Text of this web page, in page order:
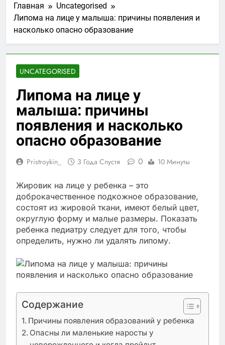
Главная
Uncategorised
Липома на лице у малыша: причины появления и
насколько опасно образование
UNCATEGORISED
Липома на лице у
малыша: причины
появления и насколько
опасно образование
Pristroykin_ 3 Года Спустя 0 10 Минуты
Жировик на лице у ребенка – это
доброкачественное подкожное образование,
состоят из жировой ткани, имеют белый цвет,
округлую форму и малые размеры. Показать
ребенка педиатру следует для того, чтобы
определить, нужно ли удалять липому.
Содержание
Причины появления образований у ребенка
Опасны ли маленькие наросты у